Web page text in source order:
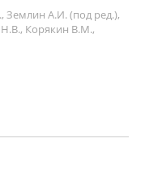
Землин А.И. (под ред.),
Корякин В.М.,